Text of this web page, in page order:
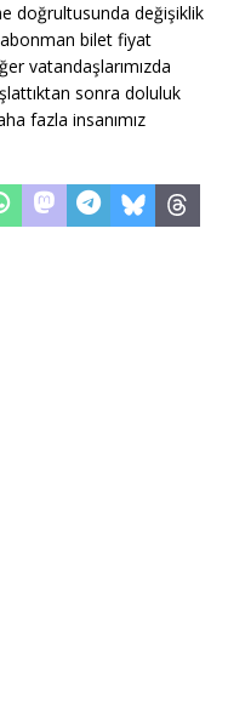
doğrultusunda değişiklik
bilet fiyat
vatandaşlarımızda
sonra doluluk
fazla insanımız